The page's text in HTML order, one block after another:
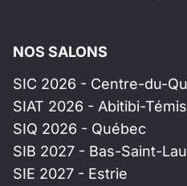
NOS SALONS
SIC 2026 - Centre-du-
SIAT 2026 - Abitibi-
SIQ 2026 - Québec
SIB 2027 - Bas-Saint-
SIE 2027 - Estrie